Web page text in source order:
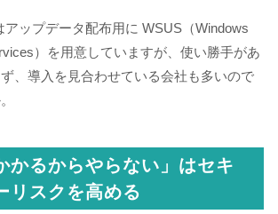
アップデータ配布用に WSUS（Windows
）を用意していますが、使い勝手があ
、導入を見合わせている会社も多いので
かるからやらない」はセキ
リスクを高める